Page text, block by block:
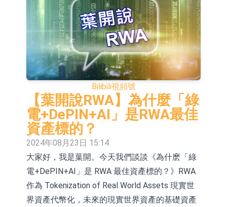
CPU與GPU構建
博騰股份(300363.CN)漲20.02%
日韓股市收盤雙雙下跌
依米康：海外交付以東南亞、中東市
場為主 並已取得歐美相關認證
上交所：財通多策略福鑫定期開放靈
活配置混合型發起式證券投資基金臨
時停牌
上交所：景順長城全球半導體芯片產
業股票型證券投資基金臨時停牌
【異動股】港股跌幅榜前十，卡森國
際(00496.HK)跌22.40%，九福來
(08611.HK)跌21.01%
【異動股】港股漲幅榜前十，拿森科
技(02261.HK)漲+75.05%，辰興發展
(02286.HK)漲+64.91%
神火股份：新疆神火鋁水轉化率已
100%
【異動股】焦炭Ⅲ板塊下挫，陝西黑
貓(601015.CN)跌8.38%
浙江證監局對財通證券股份有限公司
採取出具警示函措施
山金國際：港股上市工作正常推進中
Bilibili視頻號
【葉開說RWA】為什麼「綠
電+DePIN+AI」是RWA最佳
資產標的？
2024年08月23日 15:14
大家好，我是葉開。今天我們談談《為什麽「綠
電+DePIN+AI」是 RWA 最佳資產標的？》RWA
作為 Tokenization of Real World Assets 現實世
界資產代幣化，未來的現實世界資產的基礎資產